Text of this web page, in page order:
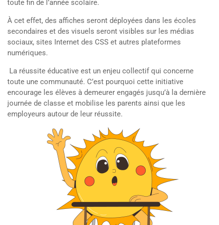
toute fin de l’année scolaire.
À cet effet, des affiches seront déployées dans les écoles
secondaires et des visuels seront visibles sur les médias
sociaux, sites Internet des CSS et autres plateformes
numériques.
La réussite éducative est un enjeu collectif qui concerne
toute une communauté. C’est pourquoi cette initiative
encourage les élèves à demeurer engagés jusqu’à la dernière
journée de classe et mobilise les parents ainsi que les
employeurs autour de leur réussite.